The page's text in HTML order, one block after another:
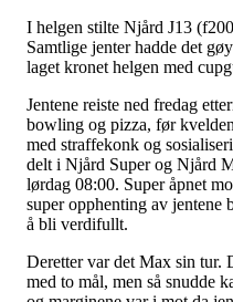
I helgen stilte Njård J13
Samtlige jenter hadde det
laget kronet helgen med
Jentene reiste ned fredag
bowling og pizza, før
med straffekonk og
delt i Njård Super og Njård
lørdag 08:00. Super åpnet
super opphenting av jentene
å bli verdifullt.
Deretter var det Max sin tur.
med to mål, men så snudde